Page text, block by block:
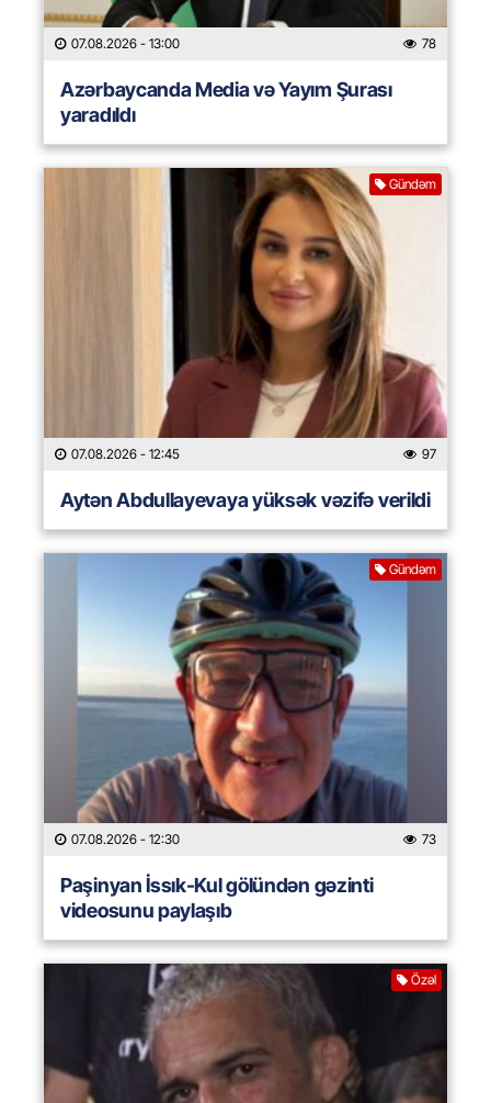
07.08.2026 - 13:00 78
Azərbaycanda Media və Yayım Şurası
yaradıldı
Gündəm
07.08.2026 - 12:45 97
Aytən Abdullayevaya yüksək vəzifə verildi
Gündəm
07.08.2026 - 12:30 73
Paşinyan İssık-Kul gölündən gəzinti
videosunu paylaşıb
Özəl